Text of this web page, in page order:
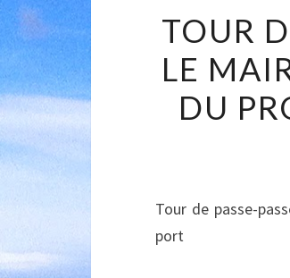
TOUR
LE
DU
Tour de passe-
port